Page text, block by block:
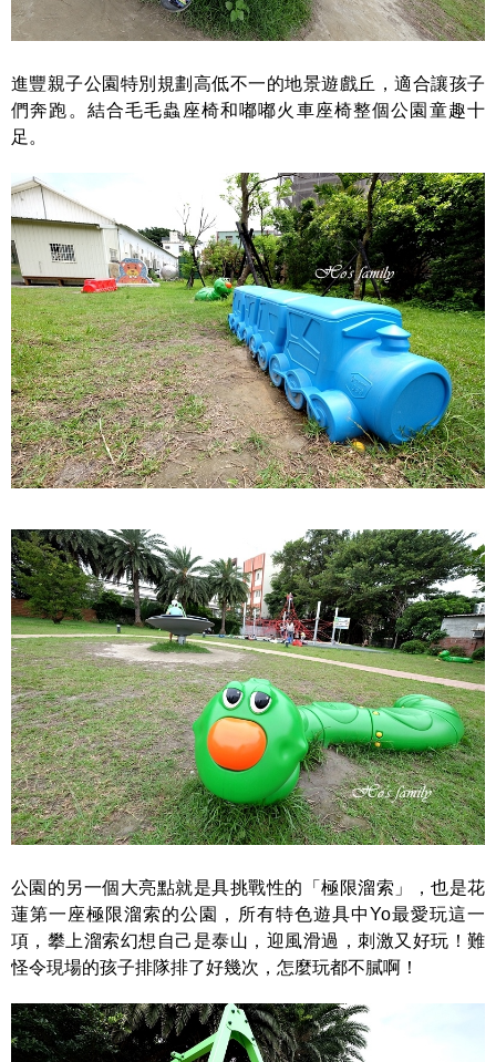
進豐親子公園特別規劃高低不一的地景遊戲丘，適合讓孩子
們奔跑。結合毛毛蟲座椅和嘟嘟火車座椅整個公園童趣十
足。
公園的另一個大亮點就是具挑戰性的「極限溜索」，也是花
蓮第一座極限溜索的公園，所有特色遊具中Yo最愛玩這一
項，攀上溜索幻想自己是泰山，迎風滑過，刺激又好玩！難
怪令現場的孩子排隊排了好幾次，怎麼玩都不膩啊！